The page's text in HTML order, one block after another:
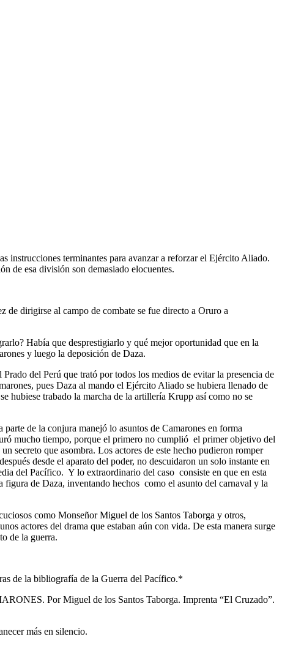
instrucciones terminantes para avanzar a reforzar el Ejército Aliado.
de esa división son demasiado elocuentes.
de dirigirse al campo de combate se fue directo a Oruro a
Había que desprestigiarlo y qué mejor oportunidad que en la
y luego la deposición de Daza.
del Perú que trató por todos los medios de evitar la presencia de
pues Daza al mando el Ejército Aliado se hubiera llenado de
hubiese trabado la marcha de la artillería Krupp así como no se
de la conjura manejó lo asuntos de Camarones en forma
mucho tiempo, porque el primero no cumplió el primer objetivo del
secreto que asombra. Los actores de este hecho pudieron romper
desde el aparato del poder, no descuidaron un solo instante en
del Pacífico. Y lo extraordinario del caso consiste en que en esta
figura de Daza, inventando hechos como el asunto del carnaval y la
como Monseñor Miguel de los Santos Taborga y otros,
actores del drama que estaban aún con vida. De esta manera surge
de la guerra.
de la bibliografía de la Guerra del Pacífico.*
Por Miguel de los Santos Taborga. Imprenta “El Cruzado”.
más en silencio.